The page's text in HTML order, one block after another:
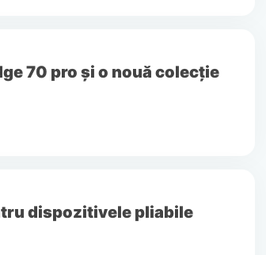
70 pro și o nouă colecție
dispozitivele pliabile